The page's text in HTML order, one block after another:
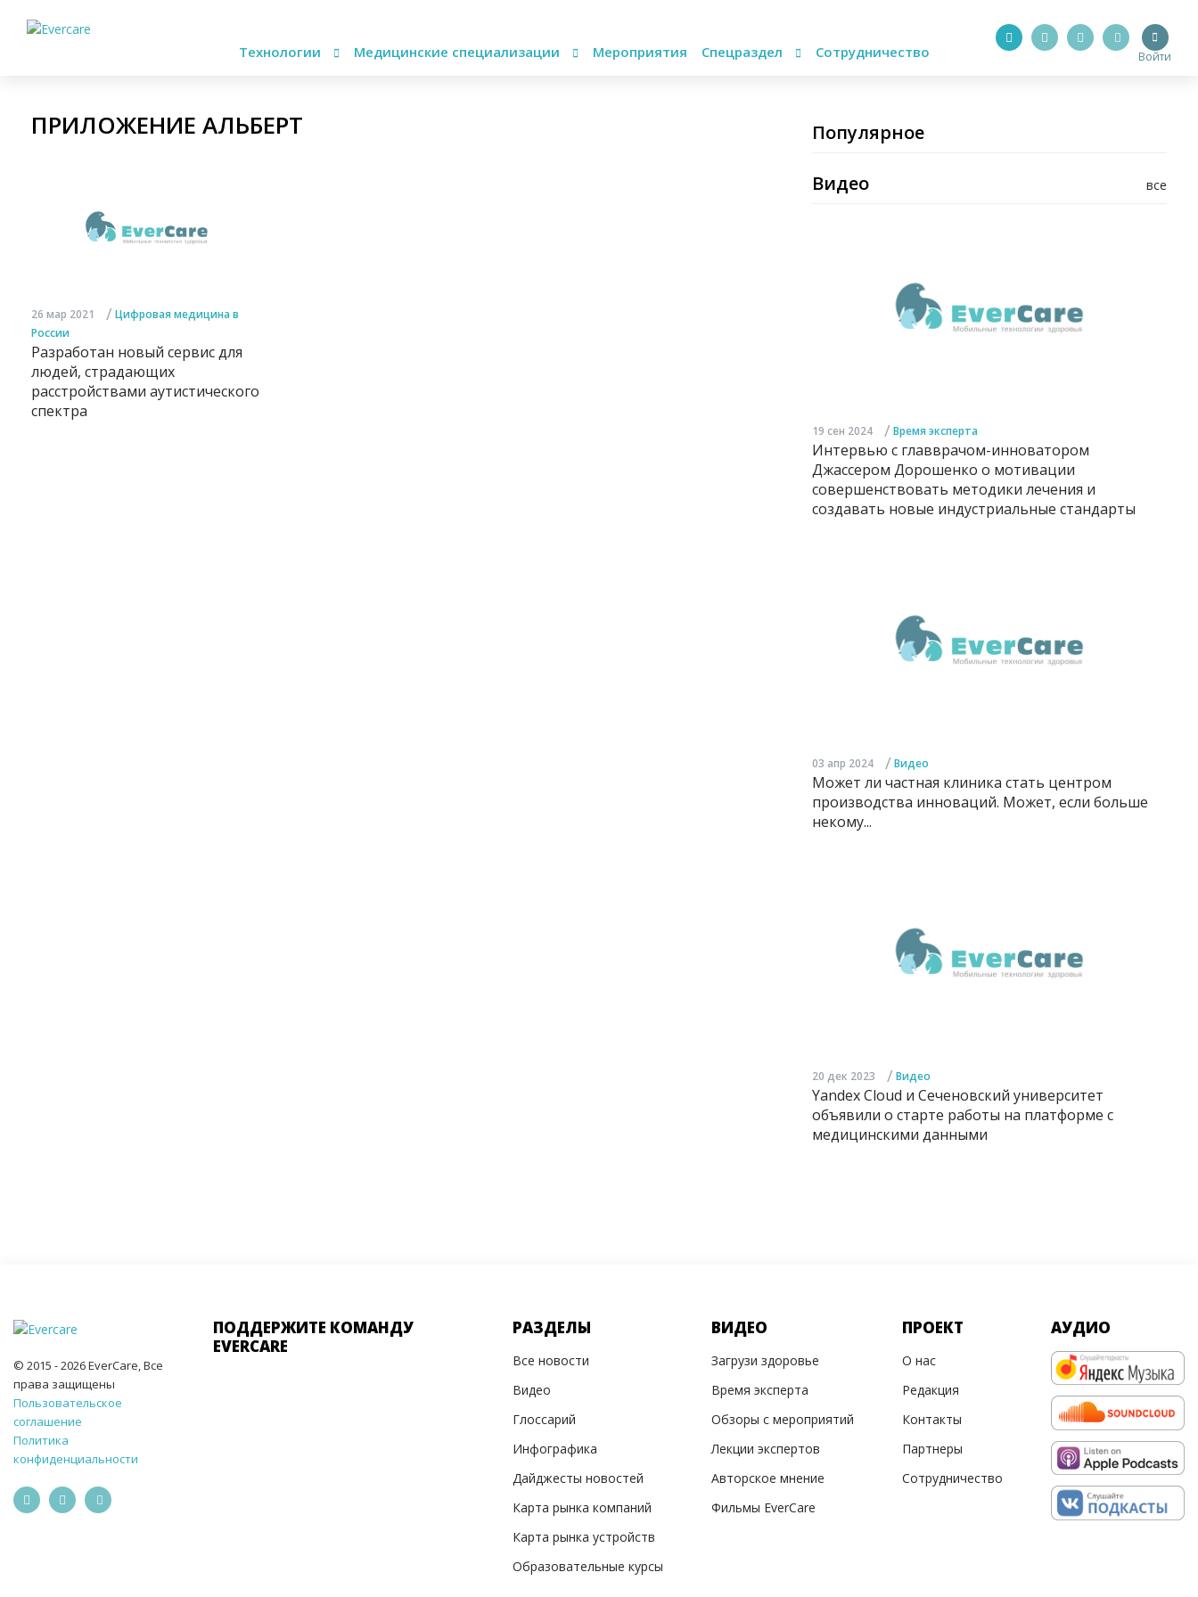
Технологии Медицинские специализации Мероприятия Спецраздел Сотрудничество Войти
ПРИЛОЖЕНИЕ АЛЬБЕРТ
26 мар 2021 / Цифровая медицина в
России
Разработан новый сервис для
людей, страдающих
расстройствами аутистического
спектра
Популярное
все
Видео
19 сен 2024 / Время эксперта
Интервью с главврачом-инноватором
Джассером Дорошенко о мотивации
совершенствовать методики лечения и
создавать новые индустриальные стандарты
03 апр 2024 / Видео
Может ли частная клиника стать центром
производства инноваций. Может, если больше
некому...
20 дек 2023 / Видео
Yandex Cloud и Сеченовский университет
объявили о старте работы на платформе с
медицинскими данными
© 2015 - 2026 EverCare, Все
права защищены
Пользовательское
соглашение
Политика
конфиденциальности
ПОДДЕРЖИТЕ КОМАНДУ
EVERCARE
РАЗДЕЛЫ
Все новости
Видео
Глоссарий
Инфографика
Дайджесты новостей
Карта рынка компаний
Карта рынка устройств
Образовательные курсы
ВИДЕО
Загрузи здоровье
Время эксперта
Обзоры с мероприятий
Лекции экспертов
Авторское мнение
Фильмы EverCare
ПРОЕКТ
О нас
Редакция
Контакты
Партнеры
Сотрудничество
АУДИО